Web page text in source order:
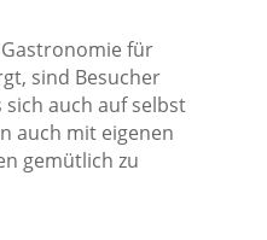
für
sind Besucher
sich auch auf selbst
auch mit eigenen
gemütlich zu